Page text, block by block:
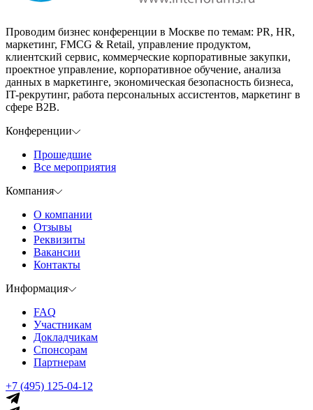
Проводим бизнес конференции в Москве по темам: PR, HR,
маркетинг, FMCG & Retail, управление продуктом,
клиентский сервис, коммерческие корпоративные закупки,
проектное управление, корпоративное обучение, анализа
данных в маркетинге, экономическая безопасность бизнеса,
IT-рекрутинг, работа персональных ассистентов, маркетинг в
сфере B2B.
Конференции
Прошедшие
Все мероприятия
Компания
О компании
Отзывы
Реквизиты
Вакансии
Контакты
Информация
FAQ
Участникам
Докладчикам
Спонсорам
Партнерам
+7 (495) 125-04-12